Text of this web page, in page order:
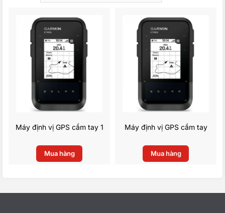
Máy định vị GPS cầm tay 1
Mua hàng
Máy định vị GPS cầm tay
Mua hàng